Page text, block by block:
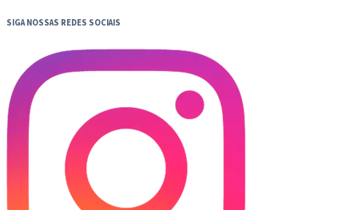
SIGA NOSSAS REDES SOCIAIS